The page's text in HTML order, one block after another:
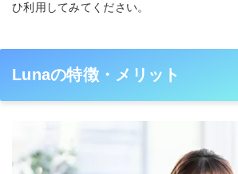
ひ利用してみてください。
Lunaの特徴・メリット